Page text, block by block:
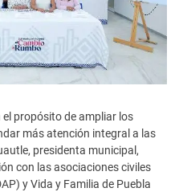
propósito de ampliar los
más atención integral a las
presidenta municipal,
con las asociaciones civiles
y Vida y Familia de Puebla